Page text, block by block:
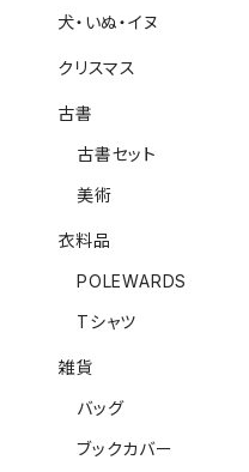
犬・いぬ・イヌ
クリスマス
古書
古書セット
美術
衣料品
POLEWARDS
Tシャツ
雑貨
バッグ
ブックカバー